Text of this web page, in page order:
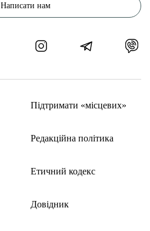
Написати нам
Підтримати «місцевих»
Редакційна політика
Етичний кодекс
Довідник